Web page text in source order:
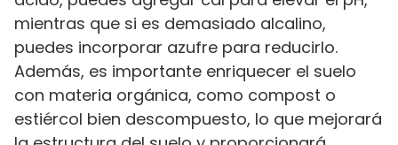
mientras que si es demasiado alcalino,
puedes incorporar azufre para reducirlo.
Además, es importante enriquecer el suelo
con materia orgánica, como compost o
estiércol bien descompuesto, lo que mejorará